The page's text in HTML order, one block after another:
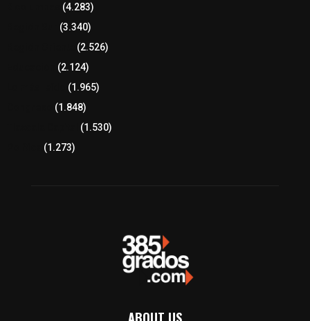
(4.283)
(3.340)
(2.526)
(2.124)
(1.965)
(1.848)
(1.530)
(1.273)